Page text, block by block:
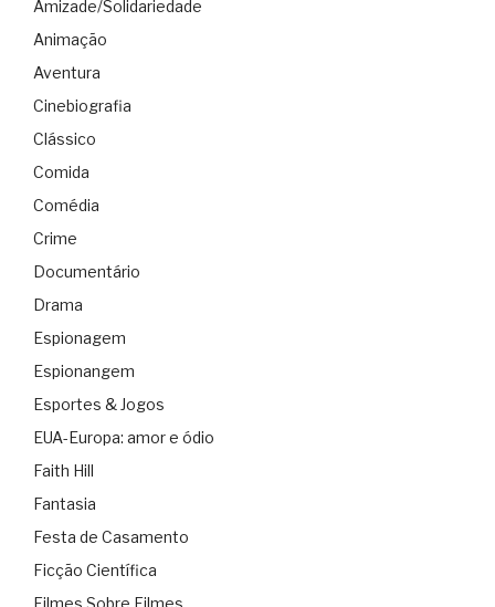
Amizade/Solidariedade
Animação
Aventura
Cinebiografia
Clássico
Comida
Comédia
Crime
Documentário
Drama
Espionagem
Espionangem
Esportes & Jogos
EUA-Europa: amor e ódio
Faith Hill
Fantasia
Festa de Casamento
Ficção Científica
Filmes Sobre Filmes